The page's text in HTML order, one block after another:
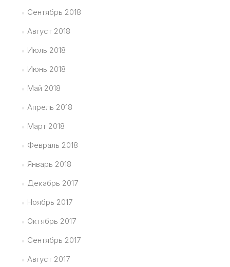
Сентябрь 2018
Август 2018
Июль 2018
Июнь 2018
Май 2018
Апрель 2018
Март 2018
Февраль 2018
Январь 2018
Декабрь 2017
Ноябрь 2017
Октябрь 2017
Сентябрь 2017
Август 2017